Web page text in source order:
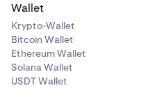
Wallet
Krypto-Wallet
Bitcoin Wallet
Ethereum Wallet
Solana Wallet
USDT Wallet